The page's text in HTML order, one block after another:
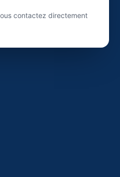
contactez directement